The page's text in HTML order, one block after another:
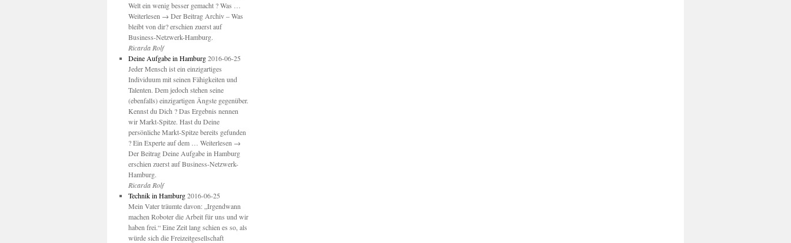
Welt ein wenig besser gemacht ? Was …
Weiterlesen → Der Beitrag Archiv – Was
bleibt von dir? erschien zuerst auf
Business-Netzwerk-Hamburg.
Ricarda Rolf
Deine Aufgabe in Hamburg 2016-06-25
Jeder Mensch ist ein einzigartiges
Individuum mit seinen Fähigkeiten und
Talenten. Dem jedoch stehen seine
(ebenfalls) einzigartigen Ängste gegenüber.
Kennst du Dich ? Das Ergebnis nennen
wir Markt-Spitze. Hast du Deine
persönliche Markt-Spitze bereits gefunden
? Ein Experte auf dem … Weiterlesen →
Der Beitrag Deine Aufgabe in Hamburg
erschien zuerst auf Business-Netzwerk-
Hamburg.
Ricarda Rolf
Technik in Hamburg 2016-06-25
Mein Vater träumte davon: „Irgendwann
machen Roboter die Arbeit für uns und wir
haben frei.“ Eine Zeit lang schien es so, als
würde sich die Freizeitgesellschaft